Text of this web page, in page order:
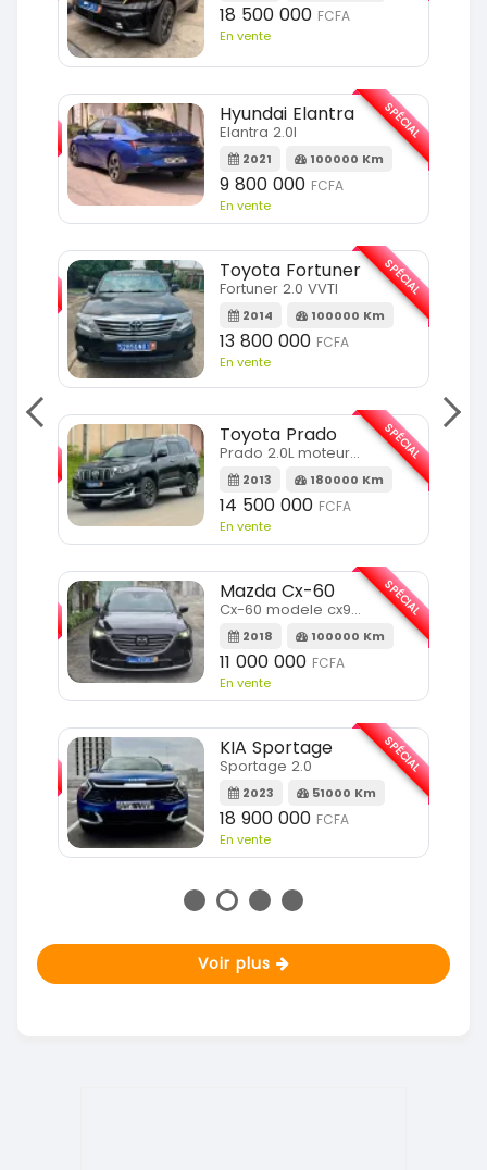
SPÉCIAL
18 500 000 FCFA
En vente
Hyundai Elantra
Elantra 2.0l
2021 100000 Km
9 800 000 FCFA
En vente
SPÉCIAL
Toyota Fortuner
Fortuner 2.0 VVTI
2014 100000 Km
13 800 000 FCFA
En vente
SPÉCIAL
Toyota Prado
Prado 2.0L moteur d4d
2013 180000 Km
14 500 000 FCFA
En vente
SPÉCIAL
Mazda Cx-60
Cx-60 modele cx9 full option
2018 100000 Km
11 000 000 FCFA
En vente
SPÉCIAL
KIA Sportage
Sportage 2.0
2023 51000 Km
18 900 000 FCFA
En vente
SPÉCIAL
Voir plus